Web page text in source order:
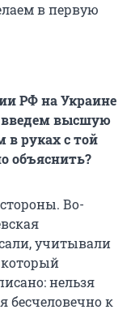
в первую
РФ на Украине
введем высшую
в руках с той
объяснить?
Во-
учитывали
который
нельзя
бесчеловечно к